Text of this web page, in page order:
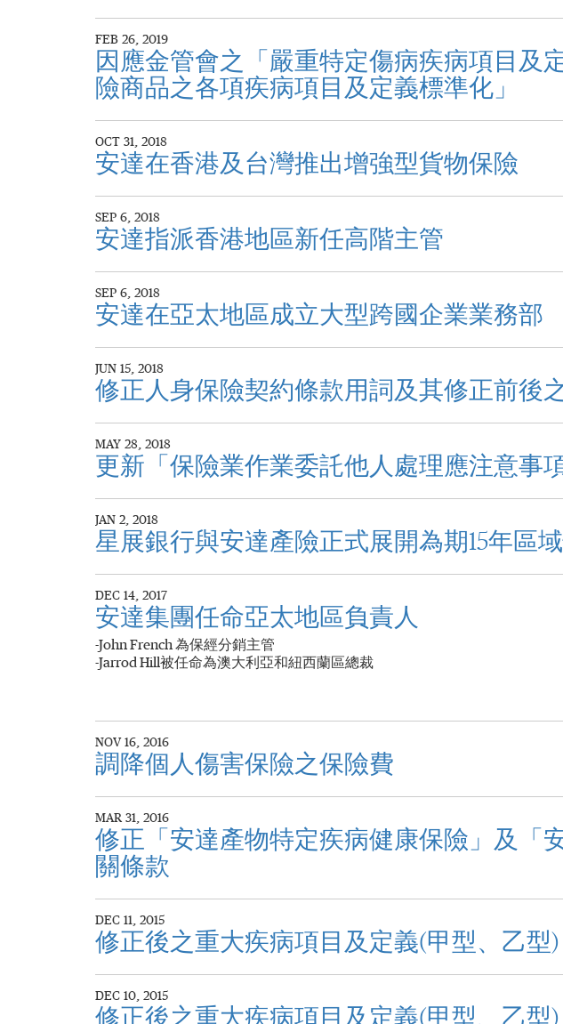
FEB 26, 2019
因應金管會之「嚴重特定傷病疾病項目及
險商品之各項疾病項目及定義標準化」
OCT 31, 2018
安達在香港及台灣推出增強型貨物保險
SEP 6, 2018
安達指派香港地區新任高階主管
SEP 6, 2018
安達在亞太地區成立大型跨國企業業務部
JUN 15, 2018
修正人身保險契約條款用詞及其修正前後
MAY 28, 2018
更新「保險業作業委託他人處理應注意事
JAN 2, 2018
星展銀行與安達產險正式展開為期15年區
DEC 14, 2017
安達集團任命亞太地區負責人
-John French 為保經分銷主管
-Jarrod Hill被任命為澳大利亞和紐西蘭區總裁
NOV 16, 2016
調降個人傷害保險之保險費
MAR 31, 2016
修正「安達產物特定疾病健康保險」及「
關條款
DEC 11, 2015
修正後之重大疾病項目及定義(甲型、乙
DEC 10, 2015
修正後之重大疾病項目及定義(甲型、乙